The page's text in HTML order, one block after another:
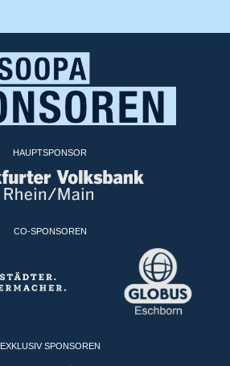
HAUPTSPONSOR
CO-SPONSOREN
EXKLUSIV SPONSOREN